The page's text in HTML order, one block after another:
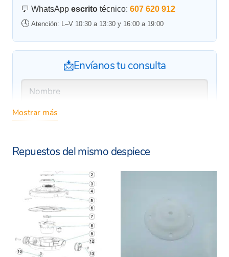
💬 WhatsApp escrito técnico: 607 620 912
🕓 Atención: L–V 10:30 a 13:30 y 16:00 a 19:00
📩Envíanos tu consulta
Mostrar más
Repuestos del mismo despiece